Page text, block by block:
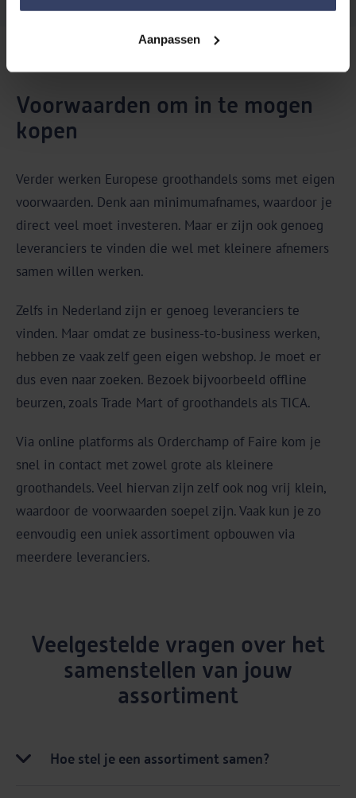
Aanpassen
Voorwaarden om in te mogen
kopen
Verder werken Europese groothandels soms met eigen
voorwaarden. Denk aan minimumafnames, waardoor je
direct veel moet investeren. Maar er zijn ook genoeg
leveranciers te vinden die wel met kleinere afnemers
samen willen werken.
Zelfs in Nederland zijn er genoeg leveranciers te
vinden. Maar omdat ze business-to-business werken,
hebben ze vaak zelf geen eigen webshop. Je moet er
dus even naar zoeken. Bezoek bijvoorbeeld offline
beurzen, zoals Trade Mart of groothandels als TICA.
Via online platforms als Orderchamp of Faire kom je
snel in contact met zowel grote als kleinere
groothandels. Veel hiervan zijn zelf ook nog vrij klein,
waardoor de voorwaarden soepel zijn. Vaak kun je zo
eenvoudig een uniek assortiment opbouwen via
meerdere leveranciers.
Veelgestelde vragen over het
samenstellen van jouw
assortiment
Hoe stel je een assortiment samen?